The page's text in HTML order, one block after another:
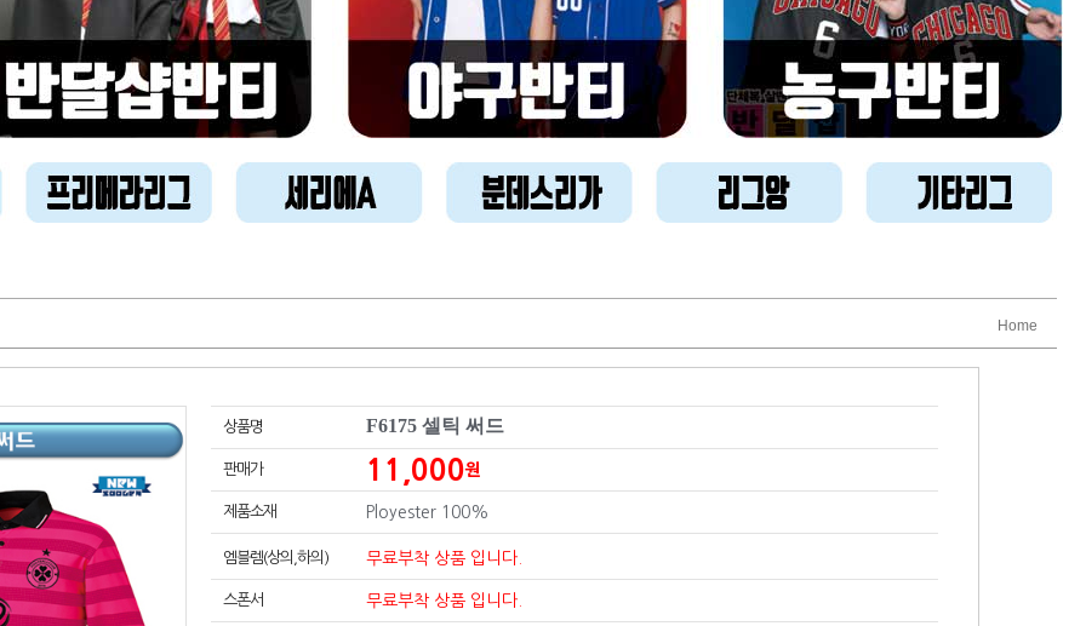
Home
상품명 F6175 셀틱 써드
판매가 11,000원
제품소재 Ployester 100%
엠블렘(상의,하의) 무료부착 상품 입니다.
스폰서 무료부착 상품 입니다.